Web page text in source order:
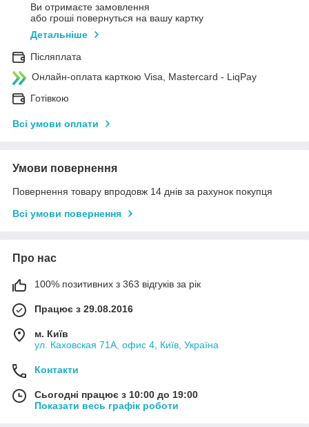
Ви отримаєте замовлення
або гроші повернуться на вашу картку
Детальніше
Післяплата
Онлайн-оплата карткою Visa, Mastercard - LiqPay
Готівкою
Всі умови оплати
Умови повернення
Повернення товару впродовж 14 днів за рахунок покупця
Всі умови повернення
Про нас
100% позитивних з 363 відгуків за рік
Працює з 29.08.2016
м. Київ
ул. Каховская 71А, офис 4, Київ, Україна
Контакти
Сьогодні працює з 10:00 до 19:00
Показати весь графік роботи